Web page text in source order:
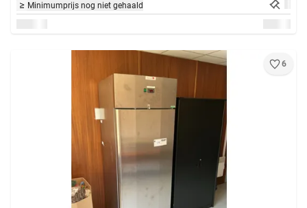
Minimumprijs nog niet gehaald
6